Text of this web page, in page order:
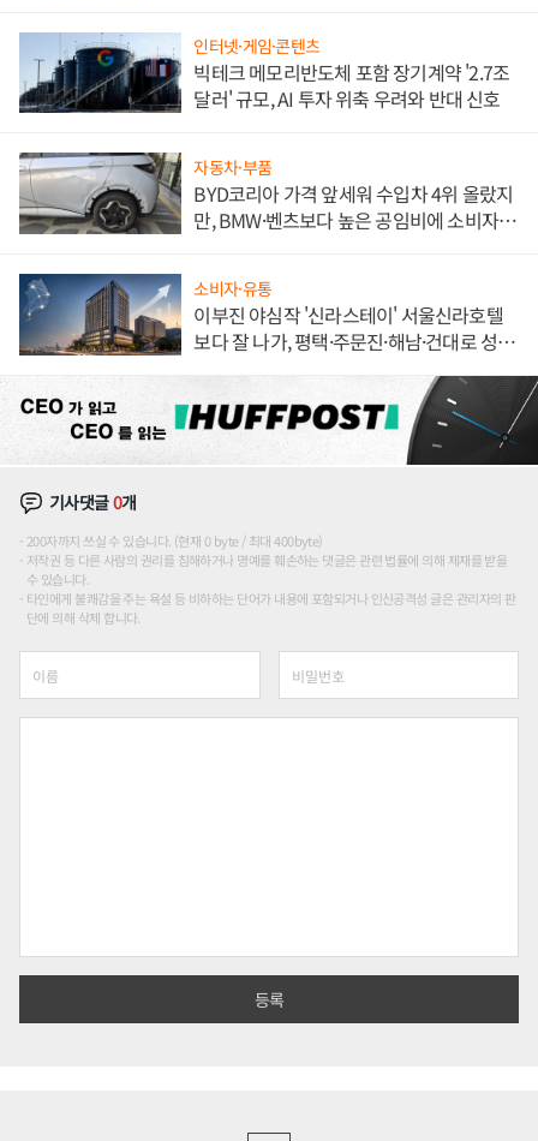
인터넷·게임·콘텐츠
빅테크 메모리반도체 포함 장기계약 '2.7조
달러' 규모, AI 투자 위축 우려와 반대 신호
자동차·부품
BYD코리아 가격 앞세워 수입차 4위 올랐지
만, BMW·벤츠보다 높은 공임비에 소비자
소비자·유통
이부진 야심작 '신라스테이' 서울신라호텔
보다 잘 나가, 평택·주문진·해남·건대로 성
기사댓글0개
200자까지 쓰실 수 있습니다. (현재 0 byte / 최대 400byte)
저작권 등 다른 사람의 권리를 침해하거나 명예를 훼손하는 댓글은 관련 법률에 의해 제재를 받을
수 있습니다.
타인에게 불쾌감을 주는 욕설 등 비하하는 단어가 내용에 포함되거나 인신공격성 글은 관리자의 판
단에 의해 삭제 합니다.